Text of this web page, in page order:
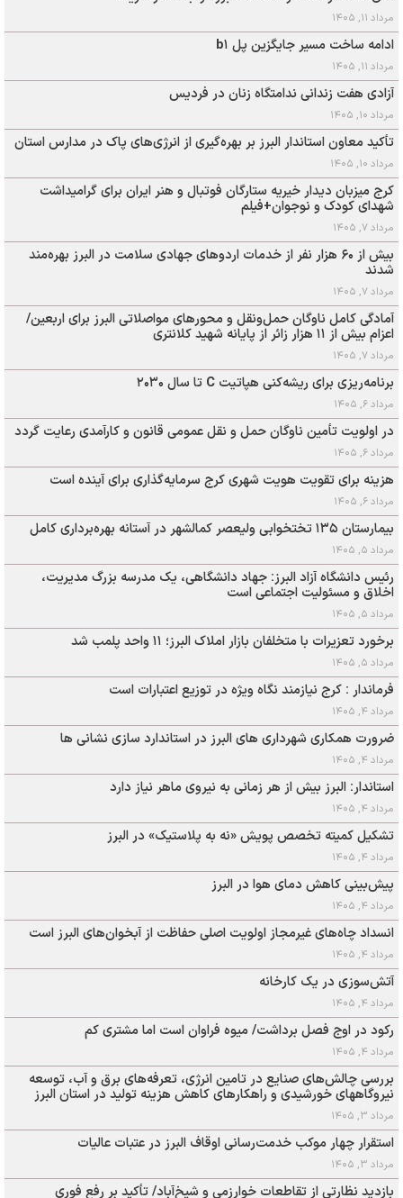
مرداد ۱۱, ۱۴۰۵
ادامه ساخت مسیر جایگزین پل b۱
مرداد ۱۱, ۱۴۰۵
آزادی هفت زندانی ندامتگاه زنان در فردیس
مرداد ۱۰, ۱۴۰۵
تأکید معاون استاندار البرز بر بهره‌گیری از انرژی‌های پاک در مدارس استان
مرداد ۱۰, ۱۴۰۵
کرج میزبان دیدار خیریه ستارگان فوتبال و هنر ایران برای گرامیداشت
شهدای کودک و نوجوان+فیلم
مرداد ۷, ۱۴۰۵
بیش از ۶۰ هزار نفر از خدمات اردوهای جهادی سلامت در البرز بهره‌مند
شدند
مرداد ۷, ۱۴۰۵
آمادگی کامل ناوگان حمل‌ونقل و محورهای مواصلاتی البرز برای اربعین/
اعزام بیش از ۱۱ هزار زائر از پایانه شهید کلانتری
مرداد ۷, ۱۴۰۵
برنامه‌ریزی برای ریشه‌کنی هپاتیت C تا سال ۲۰۳۰
مرداد ۶, ۱۴۰۵
در اولویت تأمین ناوگان حمل و نقل عمومی قانون و کارآمدی رعایت گردد
مرداد ۶, ۱۴۰۵
هزینه برای تقویت هویت شهری کرج سرمایه‌گذاری برای آینده است
مرداد ۶, ۱۴۰۵
بیمارستان ۱۳۵ تختخوابی ولیعصر کمالشهر در آستانه بهره‌برداری کامل
مرداد ۵, ۱۴۰۵
رئیس دانشگاه آزاد البرز: جهاد دانشگاهی، یک مدرسه بزرگ مدیریت،
اخلاق و مسئولیت اجتماعی است
مرداد ۵, ۱۴۰۵
برخورد تعزیرات با متخلفان بازار املاک البرز؛ ۱۱ واحد پلمب شد
مرداد ۵, ۱۴۰۵
فرماندار : کرج نیازمند نگاه ویژه در توزیع اعتبارات است
مرداد ۴, ۱۴۰۵
ضرورت همکاری شهرداری های البرز در استاندارد سازی نشانی ها
مرداد ۴, ۱۴۰۵
استاندار: البرز بیش از هر زمانی به نیروی ماهر نیاز دارد
مرداد ۴, ۱۴۰۵
تشکیل کمیته تخصص پویش «نه به پلاستیک» در البرز
مرداد ۴, ۱۴۰۵
پیش‌بینی کاهش دمای هوا در البرز
مرداد ۴, ۱۴۰۵
انسداد چاه‌های غیرمجاز اولویت اصلی حفاظت از آبخوان‌های البرز است
مرداد ۴, ۱۴۰۵
آتش‌سوزی در یک کارخانه
مرداد ۴, ۱۴۰۵
رکود در اوج‌ فصل برداشت/ میوه فراوان است اما مشتری کم
مرداد ۴, ۱۴۰۵
بررسی چالش‌های صنایع در تامین انرژی، تعرفه‌های برق و آب، توسعه
نیروگاههای خورشیدی و راهکارهای کاهش هزینه تولید در استان البرز
مرداد ۳, ۱۴۰۵
استقرار چهار موکب خدمت‌رسانی اوقاف البرز در عتبات عالیات
مرداد ۳, ۱۴۰۵
بازدید نظارتی از تقاطعات خوارزمی و شیخ‌آباد/ تأکید بر رفع فوری